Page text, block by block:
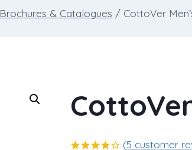
Brochures & Catalogues / CottoVer
(5 customer